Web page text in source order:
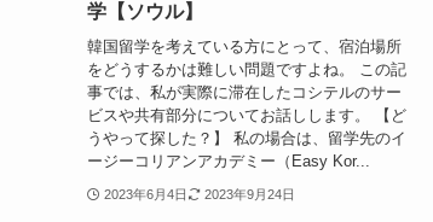
学【ソウル】
韓国留学を考えている方にとって、宿泊場所
をどうするかは難しい問題ですよね。 この記
事では、私が実際に滞在したコシテルのサー
ビスや共有部分についてお話しします。 【ど
うやって探した？】 私の場合は、留学先のイ
ージーコリアンアカデミー（Easy Kor...
2023年6月4日 2023年9月24日